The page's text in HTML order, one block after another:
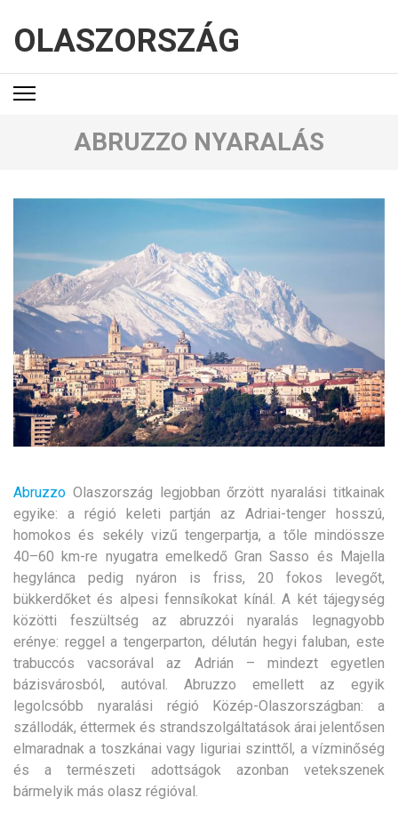
OLASZORSZÁG
ABRUZZO NYARALÁS
Abruzzo Olaszország legjobban őrzött nyaralási titkainak
egyike: a régió keleti partján az Adriai-tenger hosszú,
homokos és sekély vizű tengerpartja, a tőle mindössze
40–60 km-re nyugatra emelkedő Gran Sasso és Majella
hegylánca pedig nyáron is friss, 20 fokos levegőt,
bükkerdőket és alpesi fennsíkokat kínál.A két tájegység
közötti feszültség az abruzzói nyaralás legnagyobb
erénye: reggel a tengerparton, délután hegyi faluban, este
trabuccós vacsorával az Adrián – mindezt egyetlen
bázisvárosból, autóval. Abruzzo emellett az egyik
legolcsóbb nyaralási régió Közép-Olaszországban: a
szállodák, éttermek és strandszolgáltatások árai jelentősen
elmaradnak a toszkánai vagy liguriai szinttől, a vízminőség
és a természeti adottságok azonban vetekszenek
bármelyik más olasz régióval.